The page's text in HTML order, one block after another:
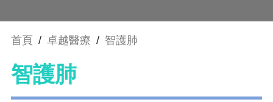
首頁 / 卓越醫療 / 智護肺
智護肺